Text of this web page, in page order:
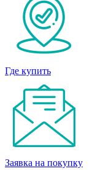
Где купить
Заявка на покупку